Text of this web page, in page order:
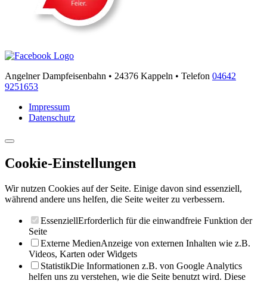
Angelner Dampfeisenbahn • 24376 Kappeln • Telefon 04642
9251653
Impressum
Datenschutz
Cookie-Einstellungen
Wir nutzen Cookies auf der Seite. Einige davon sind essenziell,
während andere uns helfen, die Seite weiter zu verbessern.
EssenziellErforderlich für die einwandfreie Funktion der
Seite
Externe MedienAnzeige von externen Inhalten wie z.B.
Videos, Karten oder Widgets
StatistikDie Informationen z.B. von Google Analytics
helfen uns zu verstehen, wie die Seite benutzt wird. Diese